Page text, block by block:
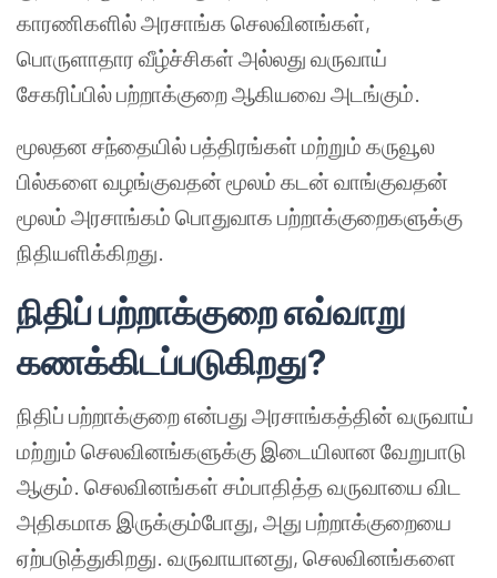
காரணிகளில் அரசாங்க செலவினங்கள்,
பொருளாதார வீழ்ச்சிகள் அல்லது வருவாய்
சேகரிப்பில் பற்றாக்குறை ஆகியவை அடங்கும்.
மூலதன சந்தையில் பத்திரங்கள் மற்றும் கருவூல
பில்களை வழங்குவதன் மூலம் கடன் வாங்குவதன்
மூலம் அரசாங்கம் பொதுவாக பற்றாக்குறைகளுக்கு
நிதியளிக்கிறது.
நிதிப் பற்றாக்குறை எவ்வாறு
கணக்கிடப்படுகிறது?
நிதிப் பற்றாக்குறை என்பது அரசாங்கத்தின் வருவாய்
மற்றும் செலவினங்களுக்கு இடையிலான வேறுபாடு
ஆகும். செலவினங்கள் சம்பாதித்த வருவாயை விட
அதிகமாக இருக்கும்போது, அது பற்றாக்குறையை
ஏற்படுத்துகிறது. வருவாயானது, செலவினங்களை